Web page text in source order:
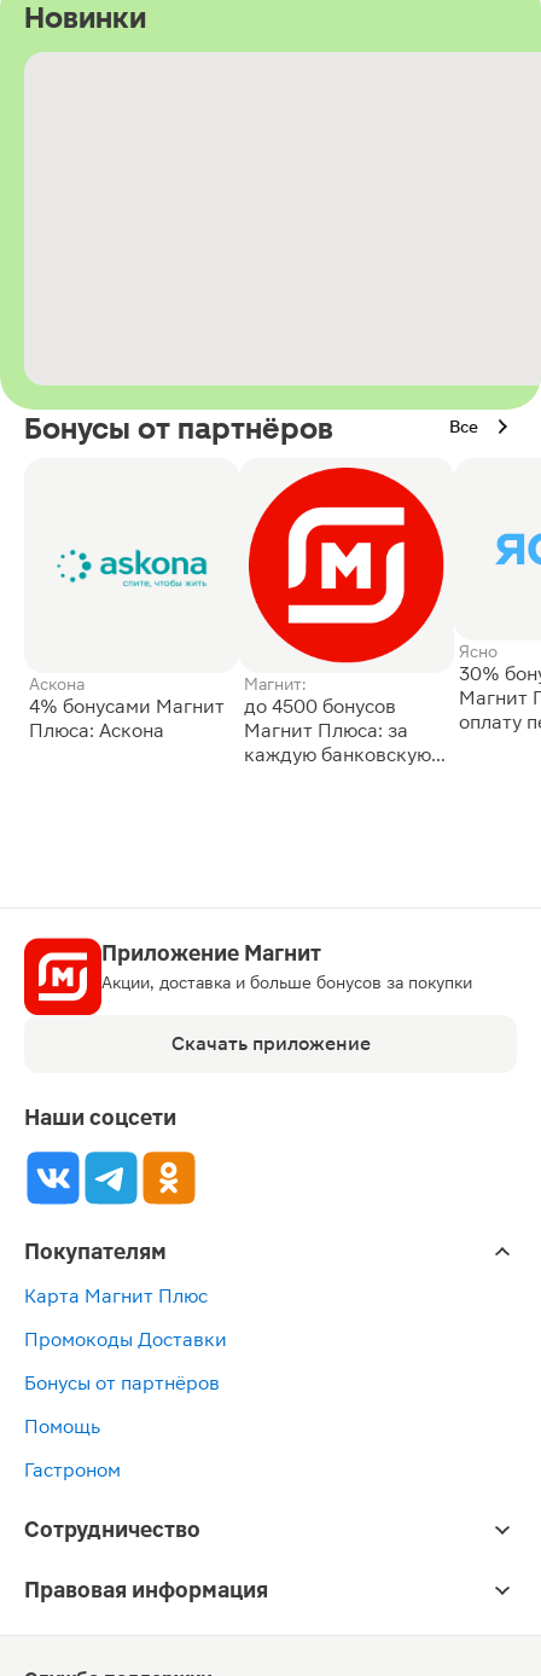
Новинки
Бонусы от партнёров Все
Аскона
4% бонусами Магнит
Плюса: Аскона
Магнит:
до 4500 бонусов
Магнит Плюса: за
каждую банковскую
Ясно
30%
Магнит
оплату
Приложение Магнит
Акции, доставка и больше бонусов за покупки
Скачать приложение
Наши соцсети
Покупателям
Карта Магнит Плюс
Промокоды Доставки
Бонусы от партнёров
Помощь
Гастроном
Сотрудничество
Правовая информация